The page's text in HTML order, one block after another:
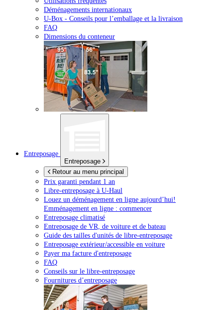
Déménagements internationaux
U-Box - Conseils pour l’emballage et la livraison
FAQ
Dimensions du conteneur
Entreposage
Entreposage
Retour au menu principal
Prix garanti pendant 1 an
Libre-entreposage à U-Haul
Louez un déménagement en ligne aujourd’hui!
Emménagement en ligne : commencer
Entreposage climatisé
Entreposage de VR, de voiture et de bateau
Guide des tailles d'unités de libre-entreposage
Entreposage extérieur/accessible en voiture
Payer ma facture d'entreposage
FAQ
Conseils sur le libre-entreposage
Fournitures d’entreposage